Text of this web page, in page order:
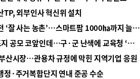
외부인사 혁신위 설치
■ 경남 농정 비전 ‘잘 사는 농촌’…스마트팜 1000㏊까지 늘린다
■ 교육혁신선도지 공모 코앞인데…구·군 난색에 교육청 ‘쩔쩔’
산시장…관용차 규정에 막힌 지역기업 응원
·주거복합단지 연내 준공 수순